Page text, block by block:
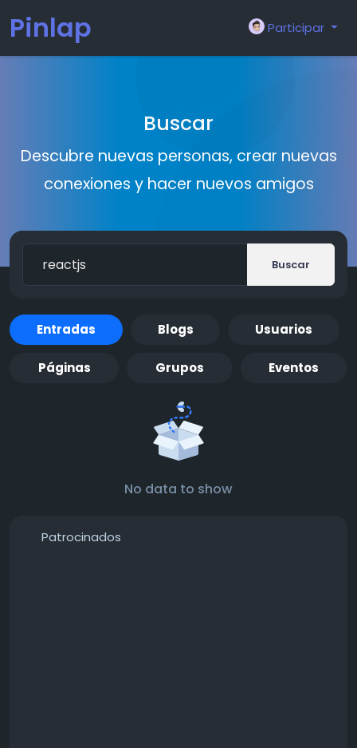
Pinlap Participar
Buscar
Descubre nuevas personas, crear nuevas
conexiones y hacer nuevos amigos
Buscar
Entradas Blogs Usuarios
Páginas Grupos Eventos
No data to show
Patrocinados